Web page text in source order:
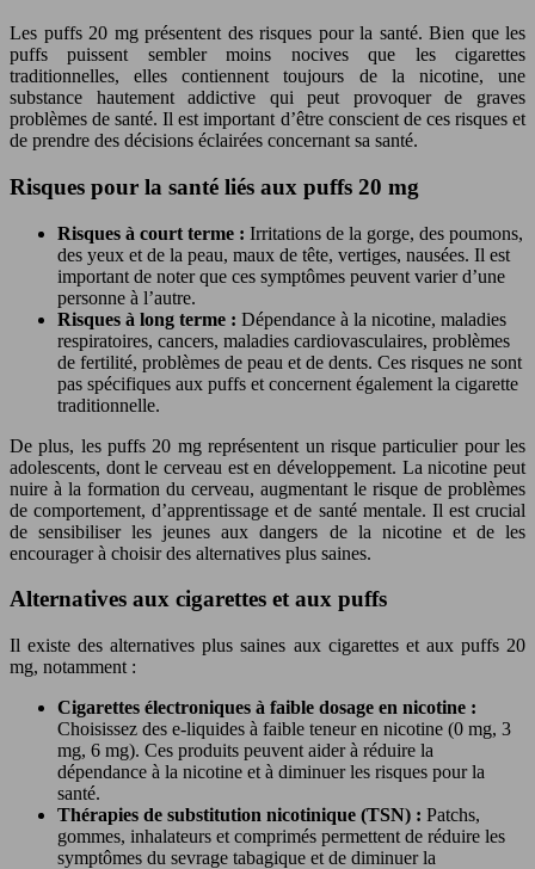
Les puffs 20 mg présentent des risques pour la santé. Bien que les
puffs puissent sembler moins nocives que les cigarettes
traditionnelles, elles contiennent toujours de la nicotine, une
substance hautement addictive qui peut provoquer de graves
problèmes de santé. Il est important d’être conscient de ces risques et
de prendre des décisions éclairées concernant sa santé.
Risques pour la santé liés aux puffs 20 mg
Risques à court terme : Irritations de la gorge, des poumons,
des yeux et de la peau, maux de tête, vertiges, nausées. Il est
important de noter que ces symptômes peuvent varier d’une
personne à l’autre.
Risques à long terme : Dépendance à la nicotine, maladies
respiratoires, cancers, maladies cardiovasculaires, problèmes
de fertilité, problèmes de peau et de dents. Ces risques ne sont
pas spécifiques aux puffs et concernent également la cigarette
traditionnelle.
De plus, les puffs 20 mg représentent un risque particulier pour les
adolescents, dont le cerveau est en développement. La nicotine peut
nuire à la formation du cerveau, augmentant le risque de problèmes
de comportement, d’apprentissage et de santé mentale. Il est crucial
de sensibiliser les jeunes aux dangers de la nicotine et de les
encourager à choisir des alternatives plus saines.
Alternatives aux cigarettes et aux puffs
Il existe des alternatives plus saines aux cigarettes et aux puffs 20
mg, notamment :
Cigarettes électroniques à faible dosage en nicotine :
Choisissez des e-liquides à faible teneur en nicotine (0 mg, 3
mg, 6 mg). Ces produits peuvent aider à réduire la
dépendance à la nicotine et à diminuer les risques pour la
santé.
Thérapies de substitution nicotinique (TSN) : Patchs,
gommes, inhalateurs et comprimés permettent de réduire les
symptômes du sevrage tabagique et de diminuer la